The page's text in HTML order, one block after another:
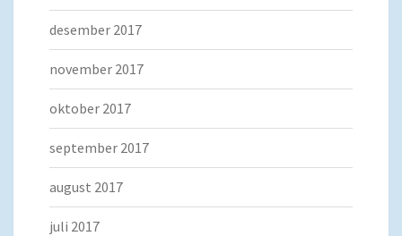
desember 2017
november 2017
oktober 2017
september 2017
august 2017
juli 2017